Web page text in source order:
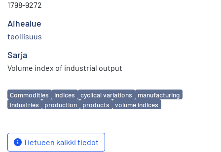
1798-9272
Aihealue
teollisuus
Sarja
Volume index of industrial output
Avainsanat
Commodities indices cyclical variations
manufacturing
industries
production products volume indices
Tietueen kaikki tiedot